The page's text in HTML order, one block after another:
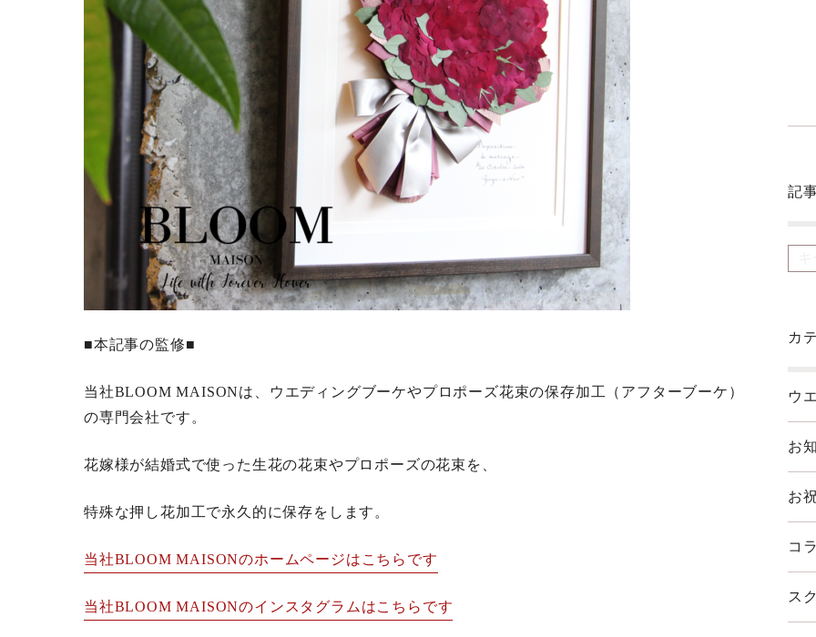
■本記事の監修■
当社BLOOM MAISONは、ウエディングブーケやプロポーズ花束の保存加工（アフターブーケ）
の専門会社です。
花嫁様が結婚式で使った生花の花束やプロポーズの花束を、
特殊な押し花加工で永久的に保存をします。
当社BLOOM MAISONのホームページはこちらです
当社BLOOM MAISONのインスタグラムはこちらです
記
カ
ウ
お
お
コ
ス